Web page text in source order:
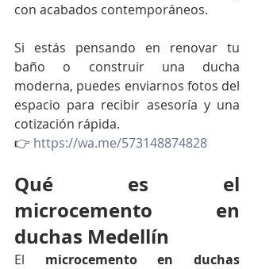
con acabados contemporáneos.
Si estás pensando en renovar tu
baño o construir una ducha
moderna, puedes enviarnos fotos del
espacio para recibir asesoría y una
cotización rápida.
👉 https://wa.me/573148874828
Qué es el
microcemento en
duchas Medellín
El microcemento en duchas